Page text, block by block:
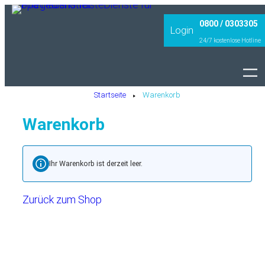
Login
0800 / 0303305
24/7 kostenlose Hotline
Startseite – Warenkorb
Warenkorb
Ihr Warenkorb ist derzeit leer.
Zurück zum Shop